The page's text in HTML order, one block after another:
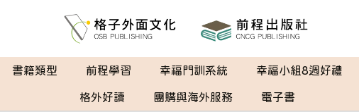
書籍類型 前程學習 幸福門訓系統 幸福小組8週好禮
格外好讀 團購與海外服務 電子書